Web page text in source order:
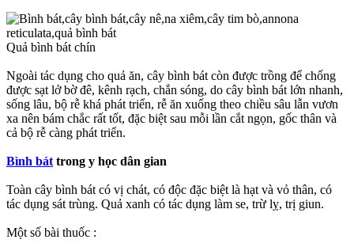
Quả bình bát chín
Ngoài tác dụng cho quả ăn, cây bình bát còn được trồng để chống
được sạt lở bờ đê, kênh rạch, chắn sóng, do cây bình bát lớn nhanh,
sống lâu, bộ rễ khá phát triển, rễ ăn xuống theo chiều sâu lẫn vươn
xa nên bám chắc rất tốt, đặc biệt sau mỗi lần cắt ngọn, gốc thân và
cả bộ rễ càng phát triển.
Bình bát trong y học dân gian
Toàn cây bình bát có vị chát, có độc đặc biệt là hạt và vỏ thân, có
tác dụng sát trùng. Quả xanh có tác dụng làm se, trừ lỵ, trị giun.
Một số bài thuốc :